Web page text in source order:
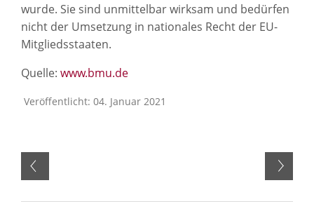
wurde. Sie sind unmittelbar wirksam und bedürfen
nicht der Umsetzung in nationales Recht der EU-
Mitgliedsstaaten.
Quelle: www.bmu.de
Veröffentlicht: 04. Januar 2021